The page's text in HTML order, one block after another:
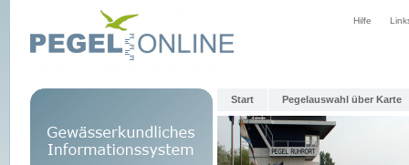
Hilfe
Start Pegelauswahl über Karte